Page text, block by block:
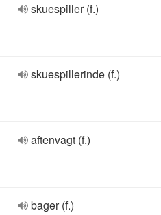
skuespiller (f.)
skuespillerinde (f.)
aftenvagt (f.)
bager (f.)